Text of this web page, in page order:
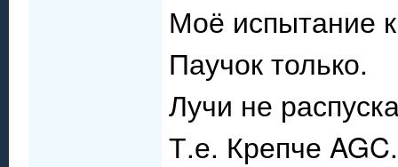
Моё испытание
Паучок только.
Лучи не
Т.е. Крепче AGC.